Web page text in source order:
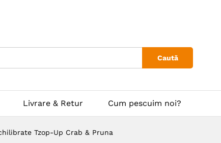
Caută
Livrare & Retur Cum pescuim noi?
Tzop-Up Crab & Pruna